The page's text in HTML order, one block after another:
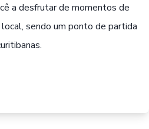
a desfrutar de momentos de
sendo um ponto de partida